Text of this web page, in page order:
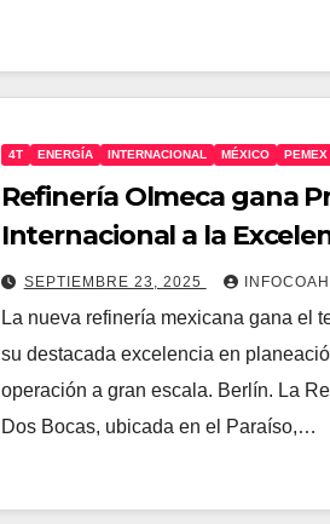
4T ENERGÍA INTERNACIONAL MÉXICO PEMEX
Refinería Olmeca gana
Internacional a la
Proyectos 2025
SEPTIEMBRE 23, 2025 INFOCOAH
La nueva refinería mexicana gana el
su destacada excelencia en
operación a gran escala. Berlín. La
Dos Bocas, ubicada en el Paraíso,…